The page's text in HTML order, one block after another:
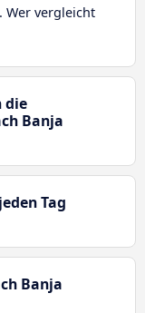
Wer vergleicht
die
Banja
Tag
Banja